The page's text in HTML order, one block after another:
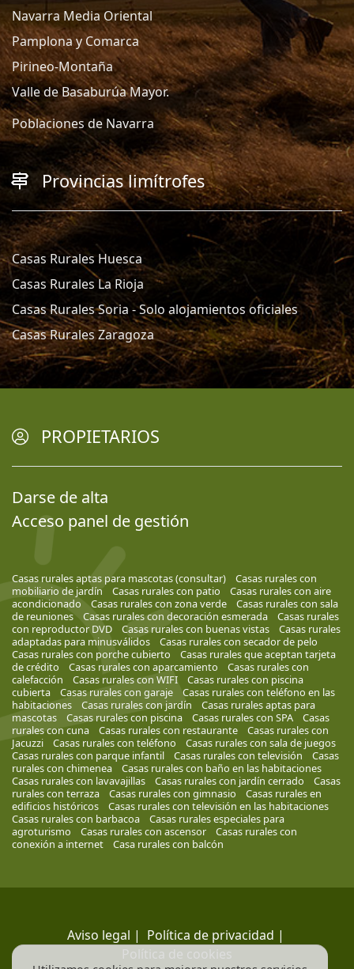
Navarra Media Oriental
Pamplona y Comarca
Pirineo-Montaña
Valle de Basaburúa Mayor.
Poblaciones de Navarra
Provincias limítrofes
Casas Rurales Huesca
Casas Rurales La Rioja
Casas Rurales Soria - Solo alojamientos oficiales
Casas Rurales Zaragoza
PROPIETARIOS
Darse de alta
Acceso panel de gestión
Casas rurales aptas para mascotas (consultar)
Casas rurales con
mobiliario de jardín
Casas rurales con patio
Casas rurales con aire
acondicionado
Casas rurales con zona verde
Casas rurales con sala
de reuniones
Casas rurales con decoración esmerada
Casas rurales
con reproductor DVD
Casas rurales con buenas vistas
Casas rurales
adaptadas para minusválidos
Casas rurales con secador de pelo
Casas rurales con porche cubierto
Casas rurales que aceptan tarjeta
de crédito
Casas rurales con aparcamiento
Casas rurales con
calefacción
Casas rurales con WIFI
Casas rurales con piscina
cubierta
Casas rurales con garaje
Casas rurales con teléfono en las
habitaciones
Casas rurales con jardín
Casas rurales aptas para
mascotas
Casas rurales con piscina Casas rurales con SPA
Casas
rurales con cuna
Casas rurales con restaurante
Casas rurales con
Jacuzzi
Casas rurales con teléfono
Casas rurales con sala de juegos
Casas rurales con parque infantil
Casas rurales con televisión
Casas
rurales con chimenea
Casas rurales con baño en las habitaciones
Casas rurales con lavavajillas
Casas rurales con jardín cerrado
Casas
rurales con terraza
Casas rurales con gimnasio
Casas rurales en
edificios históricos
Casas rurales con televisión en las habitaciones
Casas rurales con barbacoa
Casas rurales especiales para
agroturismo
Casas rurales con ascensor
Casas rurales con
conexión a internet
Casa rurales con balcón
Aviso legal | Política de privacidad |
Política de cookies